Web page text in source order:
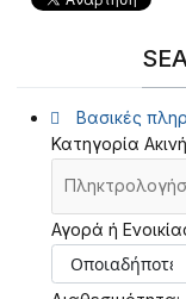
Βασικές
Κατηγορία
Αγορά ή